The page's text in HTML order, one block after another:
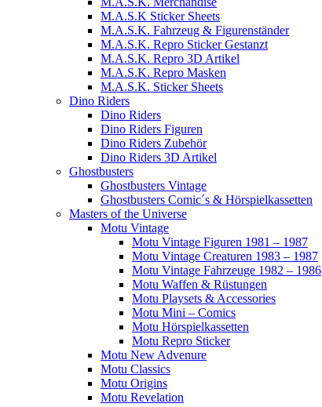
M.A.S.K Sticker Sheets
M.A.S.K. Fahrzeug & Figurenständer
M.A.S.K. Repro Sticker Gestanzt
M.A.S.K. Repro 3D Artikel
M.A.S.K. Repro Masken
M.A.S.K. Sticker Sheets
Dino Riders
Dino Riders
Dino Riders Figuren
Dino Riders Zubehör
Dino Riders 3D Artikel
Ghostbusters
Ghostbusters Vintage
Ghostbusters Comic´s & Hörspielkassetten
Masters of the Universe
Motu Vintage
Motu Vintage Figuren 1981 – 1987
Motu Vintage Creaturen 1983 – 1987
Motu Vintage Fahrzeuge 1982 – 1986
Motu Waffen & Rüstungen
Motu Playsets & Accessories
Motu Mini – Comics
Motu Hörspielkassetten
Motu Repro Sticker
Motu New Advenure
Motu Classics
Motu Origins
Motu Revelation